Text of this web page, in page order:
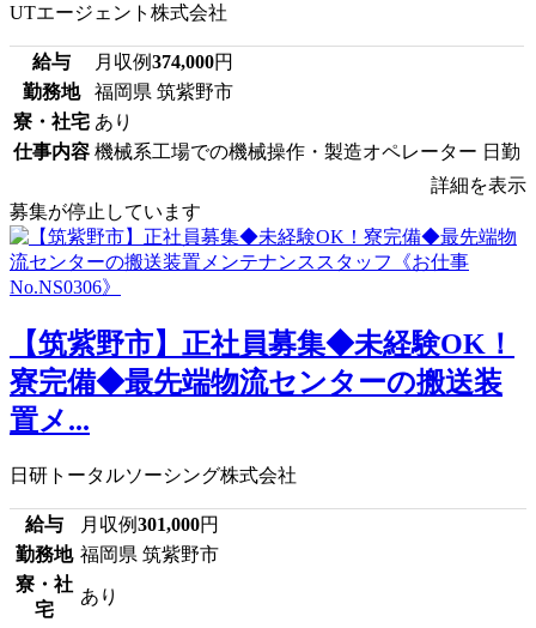
UTエージェント株式会社
給与 月収例374,000円
勤務地
福岡県 筑紫野市
寮・社宅 あり
仕事内容 機械系工場での機械操作・製造オペレーター 日勤
詳細を表示
募集が停止しています
【筑紫野市】正社員募集◆未経験OK！
寮完備◆最先端物流センターの搬送装
置メ...
日研トータルソーシング株式会社
給与 月収例301,000円
勤務地 福岡県 筑紫野市
寮・社
宅
あり